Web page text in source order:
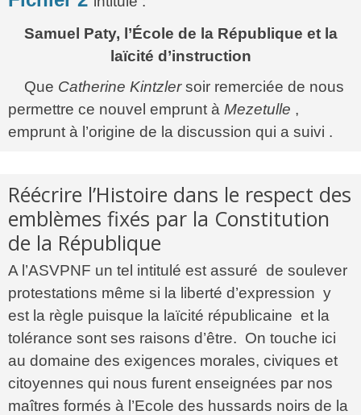
Samuel Paty, l’École de la République et la
laïcité d’instruction
Que Catherine Kintzlersoir remerciée de nous
permettre ce nouvel emprunt à Mezetulle ,
emprunt à l’origine de la discussion qui a suivi .
Réécrire l’Histoire dans le respect des
emblèmes fixés par la Constitution
de la République
A l’ASVPNF un tel intitulé est assuré de soulever
protestations même si la liberté d’expression y
est la règle puisque la laïcité républicaine et la
tolérance sont ses raisons d’être. On touche ici
au domaine des exigences morales, civiques et
citoyennes qui nous furent enseignées par nos
maîtres formés à l’Ecole des hussards noirs de la